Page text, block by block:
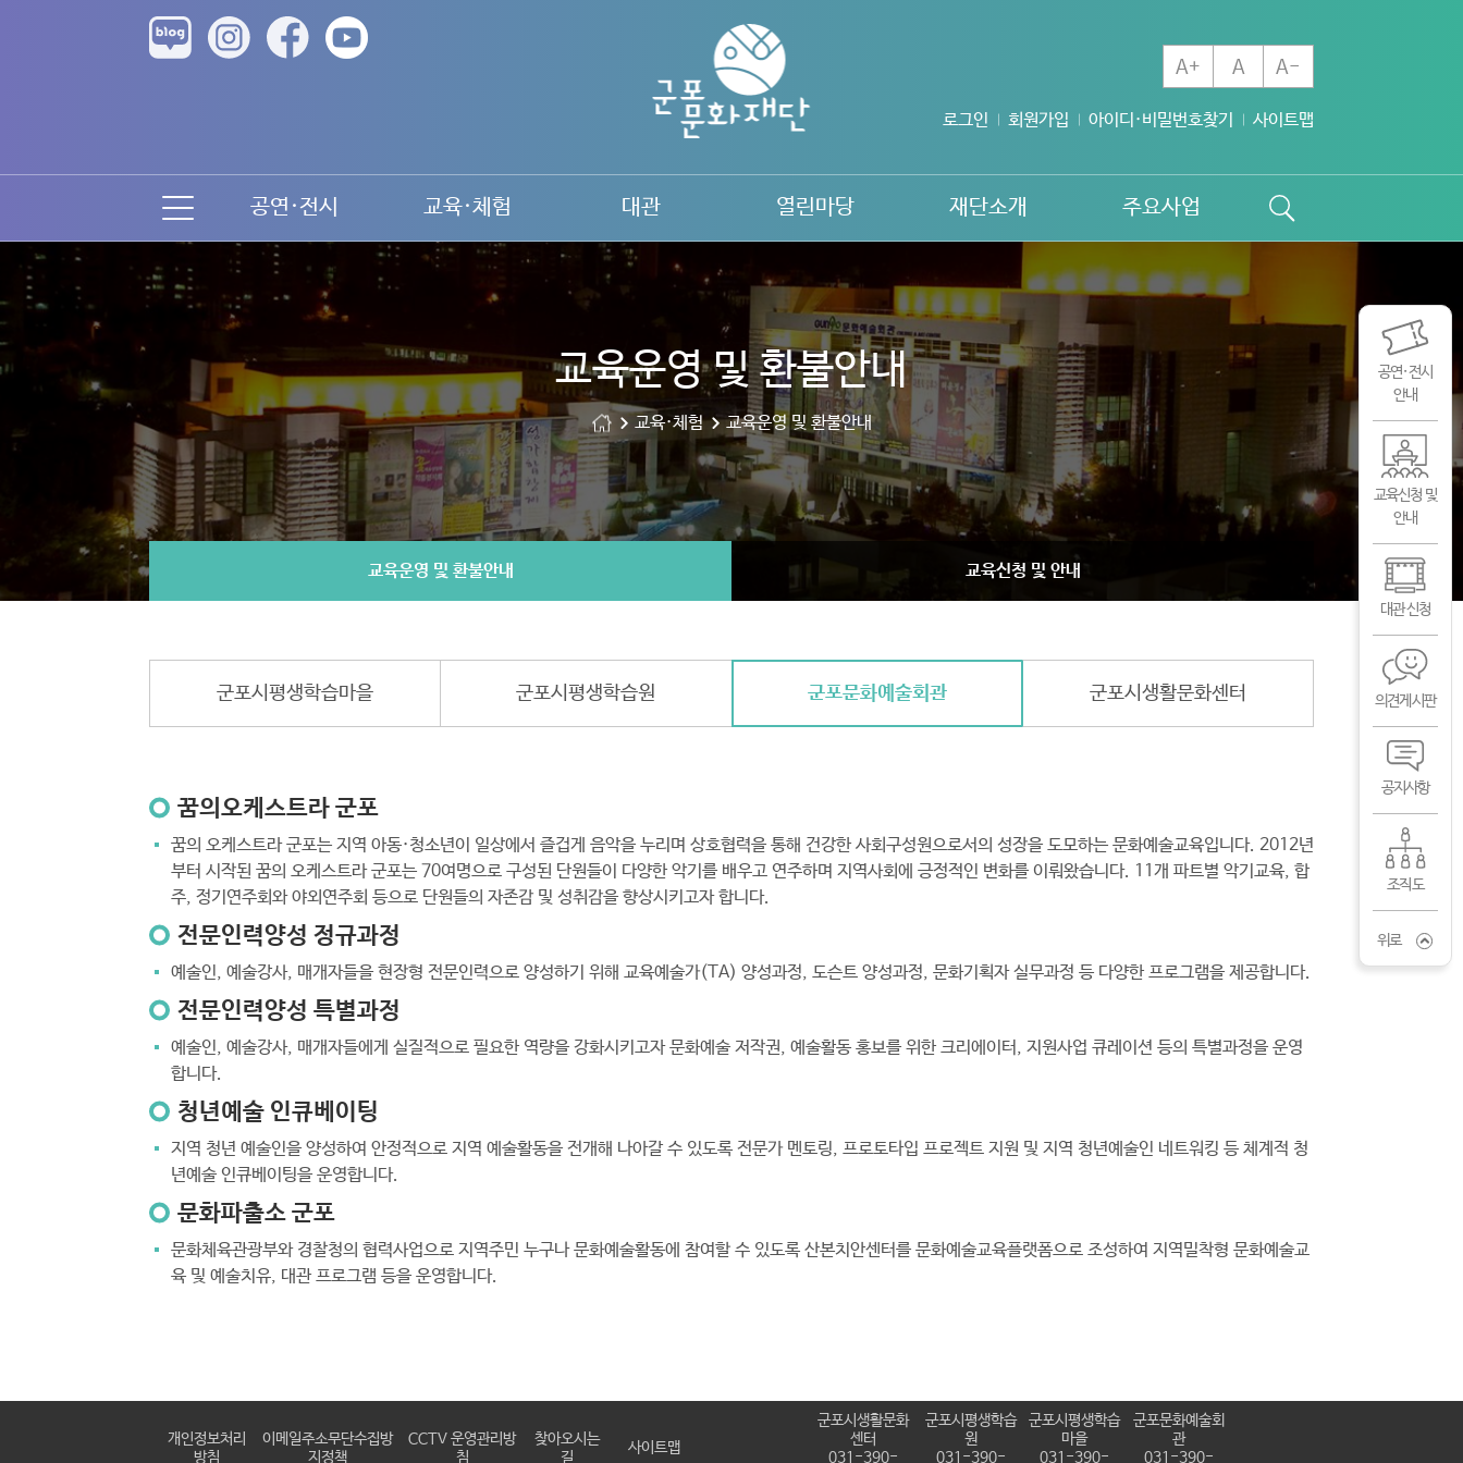
A+ A A-
로그인 회원가입 아이디·비밀번호찾기 사이트맵
공연·전시 교육·체험 대관 열린마당 재단소개 주요사업
교육운영 및 환불안내
교육·체험 교육운영 및 환불안내
교육운영 및 환불안내 교육신청 및 안내
군포시평생학습마을 군포시평생학습원 군포문화예술회관 군포시생활문화센터
꿈의오케스트라 군포
꿈의 오케스트라 군포는 지역 아동·청소년이 일상에서 즐겁게 음악을 누리며 상호협력을 통해 건강한 사회구성원으로서의 성장을 도모하는 문화예술교육입니다. 2012년
부터 시작된 꿈의 오케스트라 군포는 70여명으로 구성된 단원들이 다양한 악기를 배우고 연주하며 지역사회에 긍정적인 변화를 이뤄왔습니다. 11개 파트별 악기교육, 합
주, 정기연주회와 야외연주회 등으로 단원들의 자존감 및 성취감을 향상시키고자 합니다.
전문인력양성 정규과정
예술인, 예술강사, 매개자들을 현장형 전문인력으로 양성하기 위해 교육예술가(TA) 양성과정, 도슨트 양성과정, 문화기획자 실무과정 등 다양한 프로그램을 제공합니다.
전문인력양성 특별과정
예술인, 예술강사, 매개자들에게 실질적으로 필요한 역량을 강화시키고자 문화예술 저작권, 예술활동 홍보를 위한 크리에이터, 지원사업 큐레이션 등의 특별과정을 운영
합니다.
청년예술 인큐베이팅
지역 청년 예술인을 양성하여 안정적으로 지역 예술활동을 전개해 나아갈 수 있도록 전문가 멘토링, 프로토타입 프로젝트 지원 및 지역 청년예술인 네트워킹 등 체계적 청
년예술 인큐베이팅을 운영합니다.
문화파출소 군포
문화체육관광부와 경찰청의 협력사업으로 지역주민 누구나 문화예술활동에 참여할 수 있도록 산본치안센터를 문화예술교육플랫폼으로 조성하여 지역밀착형 문화예술교
육 및 예술치유, 대관 프로그램 등을 운영합니다.
개인정보처리
방침
이메일주소무단수집방
지정책
CCTV 운영관리방
침
찾아오시는
길
사이트맵
군포시생활문화
센터
031-390-
군포시평생학습
원
031-390-
군포시평생학습
마을
031-390-
군포문화예술회
관
031-390-
공연·전시
안내
교육신청 및
안내
대관 신청
의견게시판
공지사항
조직도
위로